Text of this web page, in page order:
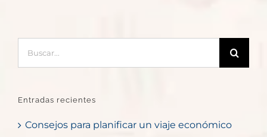
Entradas recientes
Consejos para planificar un viaje económico